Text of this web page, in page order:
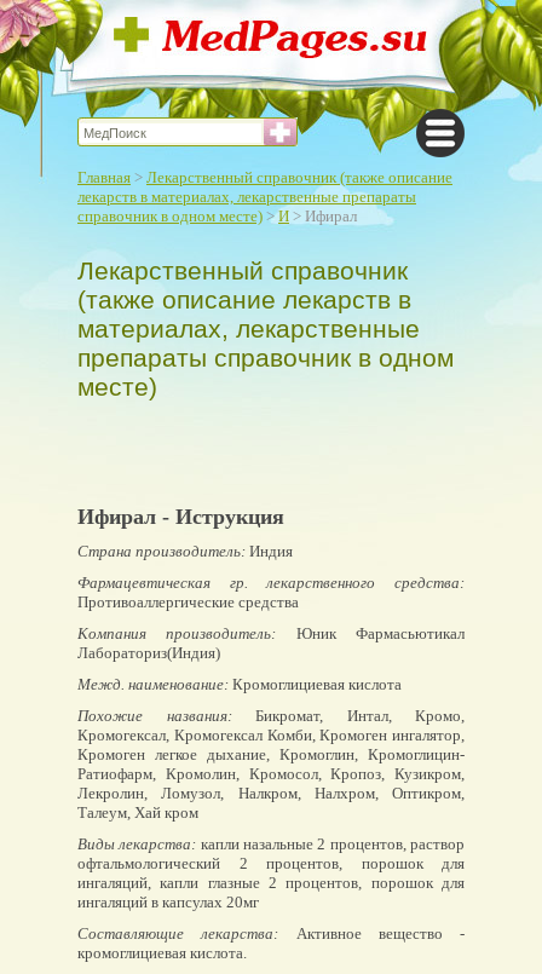
Главная > Лекарственный справочник (также описание
лекарств в материалах, лекарственные препараты
справочник в одном месте) >И > Ифирал
Лекарственный справочник
(также описание лекарств в
материалах, лекарственные
препараты справочник в одном
месте)
Ифирал - Иструкция
Страна производитель: Индия
Фармацевтическая гр. лекарственного средства:
Противоаллергические средства
Компания производитель: Юник Фармасьютикал
Лабораториз(Индия)
Межд. наименование: Кромоглициевая кислота
Похожие названия:Бикромат, Интал, Кромо,
Кромогексал, Кромогексал Комби, Кромоген ингалятор,
Кромоген легкое дыхание, Кромоглин, Кромоглицин-
Ратиофарм, Кромолин, Кромосол, Кропоз, Кузикром,
Лекролин, Ломузол, Налкром, Налхром, Оптикром,
Талеум, Хай кром
Виды лекарства: капли назальные 2 процентов, раствор
офтальмологический 2 процентов, порошок для
ингаляций, капли глазные 2 процентов, порошок для
ингаляций в капсулах 20мг
Составляющие лекарства: Активное вещество -
кромоглициевая кислота.